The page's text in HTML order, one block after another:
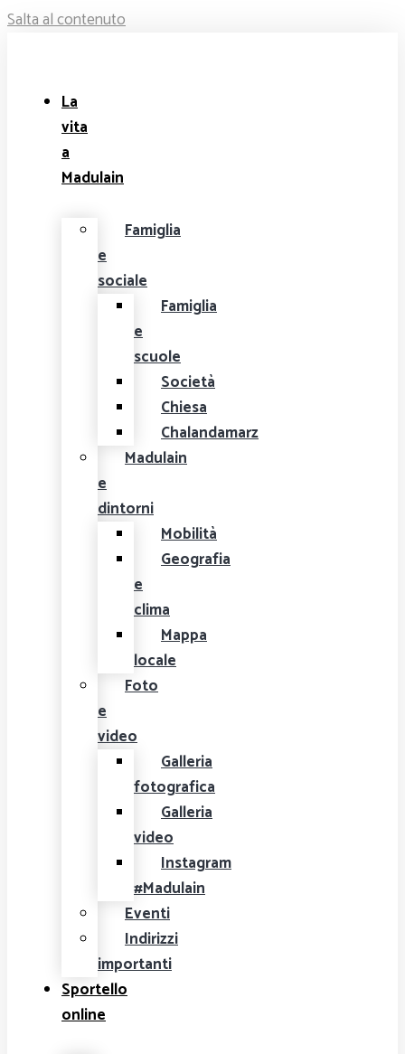
Salta al contenuto
La
vita
a
Madulain
Famiglia
e
sociale
Famiglia
e
scuole
Società
Chiesa
Chalandamarz
Madulain
e
dintorni
Mobilità
Geografia
e
clima
Mappa
locale
Foto
e
video
Galleria
fotografica
Galleria
video
Instagram
#Madulain
Eventi
Indirizzi
importanti
Sportello
online